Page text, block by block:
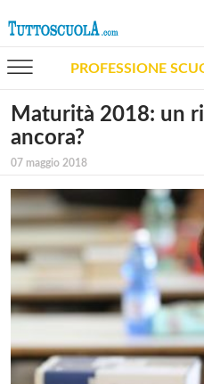
PROFESSIONE
Maturità 2018: un
ancora?
07 maggio 2018